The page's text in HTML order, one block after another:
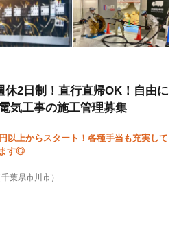
休2日制！直行直帰OK！自由に
気工事の施工管理募集
以上からスタート！各種手当も充実して
す◎
千葉県市川市）